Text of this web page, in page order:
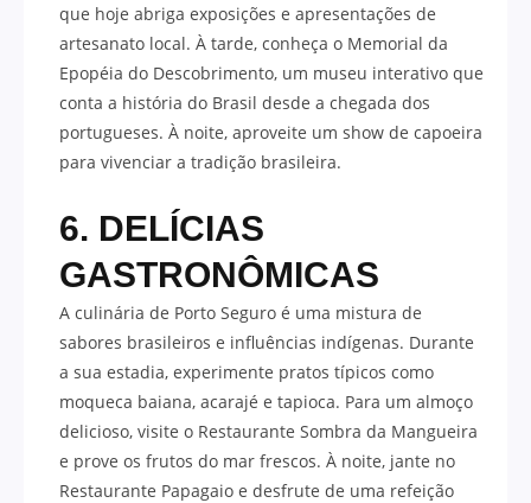
que hoje abriga exposições e apresentações de
artesanato local. À tarde, conheça o Memorial da
Epopéia do Descobrimento, um museu interativo que
conta a história do Brasil desde a chegada dos
portugueses. À noite, aproveite um show de capoeira
para vivenciar a tradição brasileira.
6. DELÍCIAS
GASTRONÔMICAS
A culinária de Porto Seguro é uma mistura de
sabores brasileiros e influências indígenas. Durante
a sua estadia, experimente pratos típicos como
moqueca baiana, acarajé e tapioca. Para um almoço
delicioso, visite o Restaurante Sombra da Mangueira
e prove os frutos do mar frescos. À noite, jante no
Restaurante Papagaio e desfrute de uma refeição